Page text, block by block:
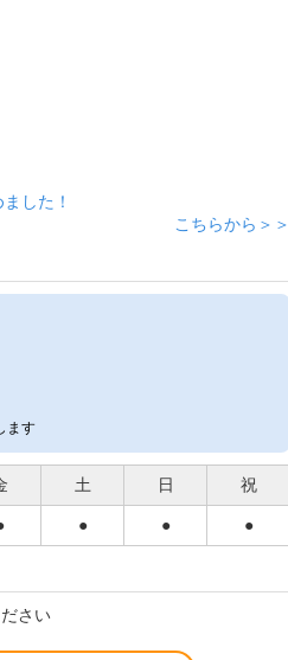
した！
こちらから＞＞
ます
土 日 祝
● ● ●
さい